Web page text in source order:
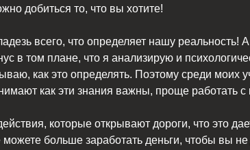
добиться то, что вы хотите!
всего, что определяет нашу реальность!
в том плане, что я анализирую и
как это определять. Поэтому среди моих
как эти знания важны, проще работать с
которые открывают дороги, что это
больше заработать деньги, чтобы вы не